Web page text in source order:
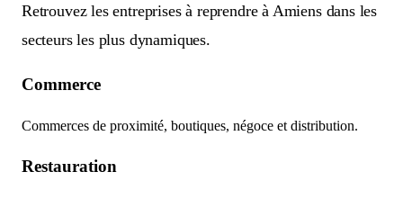
Retrouvez les entreprises à reprendre à Amiens dans les
secteurs les plus dynamiques.
Commerce
Commerces de proximité, boutiques, négoce et distribution.
Restauration